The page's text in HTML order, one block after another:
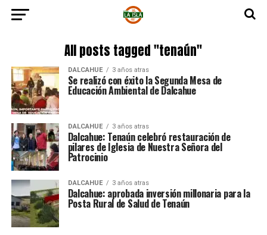
All posts tagged "tenaún"
DALCAHUE 3 años atras
Se realizó con éxito la Segunda Mesa de
Educación Ambiental de Dalcahue
DALCAHUE 3 años atras
Dalcahue: Tenaún celebró restauración de
pilares de Iglesia de Nuestra Señora del
Patrocinio
DALCAHUE 3 años atras
Dalcahue: aprobada inversión millonaria para la
Posta Rural de Salud de Tenaún